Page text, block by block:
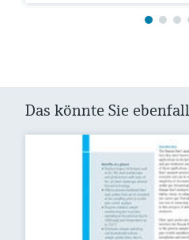
Das könnte Sie